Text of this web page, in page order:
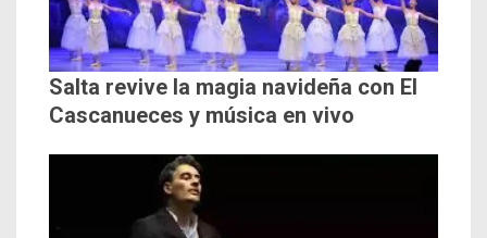
Salta revive la magia navideña con El
Cascanueces y música en vivo